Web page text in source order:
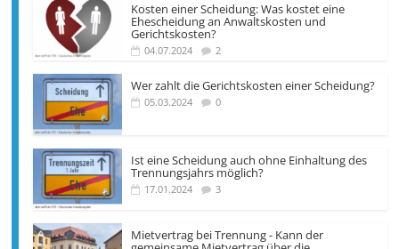
Kosten einer Scheidung: Was kostet eine
Ehescheidung an Anwaltskosten und
Gerichtskosten?
04.07.2024 2
Wer zahlt die Gerichts­kosten einer Scheidung?
05.03.2024 0
Ist eine Scheidung auch ohne Einhaltung des
Trennungsjahrs möglich?
17.01.2024 3
Mietvertrag bei Trennung - Kann der